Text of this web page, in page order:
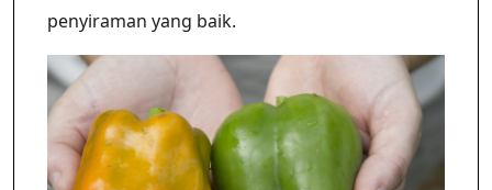
penyiraman yang baik.